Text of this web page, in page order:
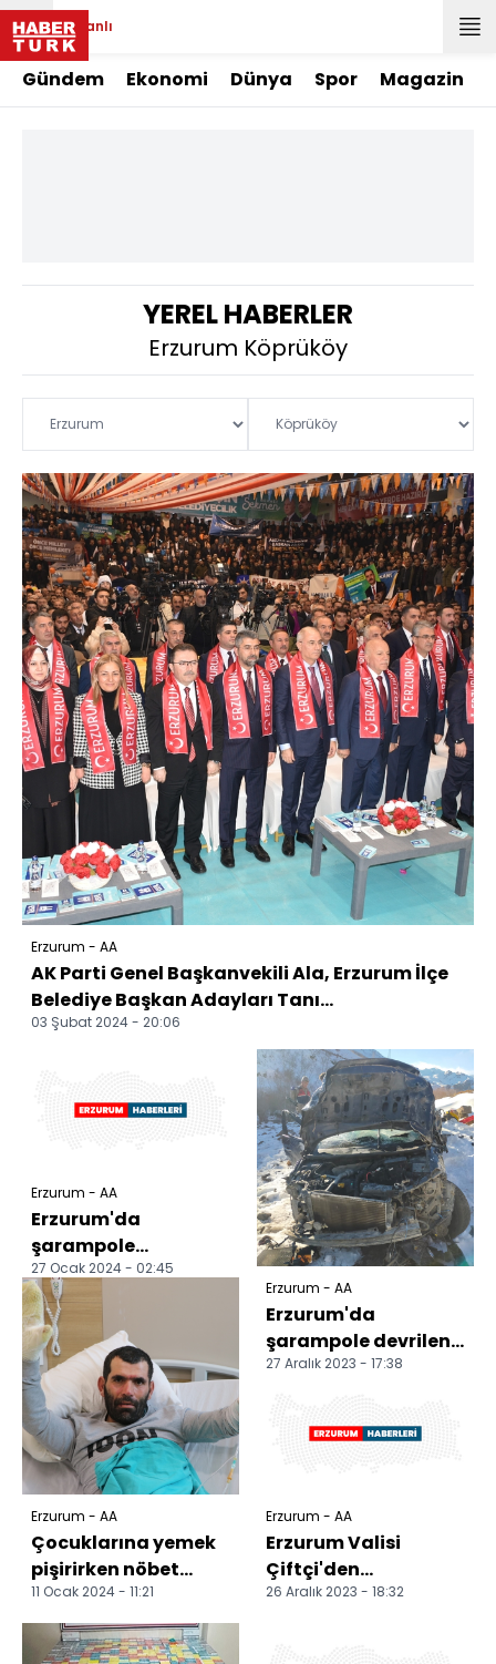
Canlı
Gündem Ekonomi Dünya Spor Magazin
YEREL HABERLER
Erzurum Köprüköy
Erzurum - AA
AK Parti Genel Başkanvekili Ala, Erzurum İlçe
Belediye Başkan Adayları Tanı...
03 Şubat 2024 - 20:06
Erzurum - AA
Erzurum'da
şarampole
yuvarlanan
midibüsteki 12 kişi
yaralandı
27 Ocak 2024 - 02:45
Erzurum - AA
Çocuklarına yemek
pişirirken nöbet
geçirip sobaya
düşen çiftçinin
tedavisi...
11 Ocak 2024 - 11:21
Erzurum - AA
Erzurum'da
şarampole devrilen
otomobilin sürücüsü
27 Aralık 2023 - 17:38
Erzurum - AA
Erzurum Valisi
Çiftçi'den
Allahuekber
26 Aralık 2023 - 18:32